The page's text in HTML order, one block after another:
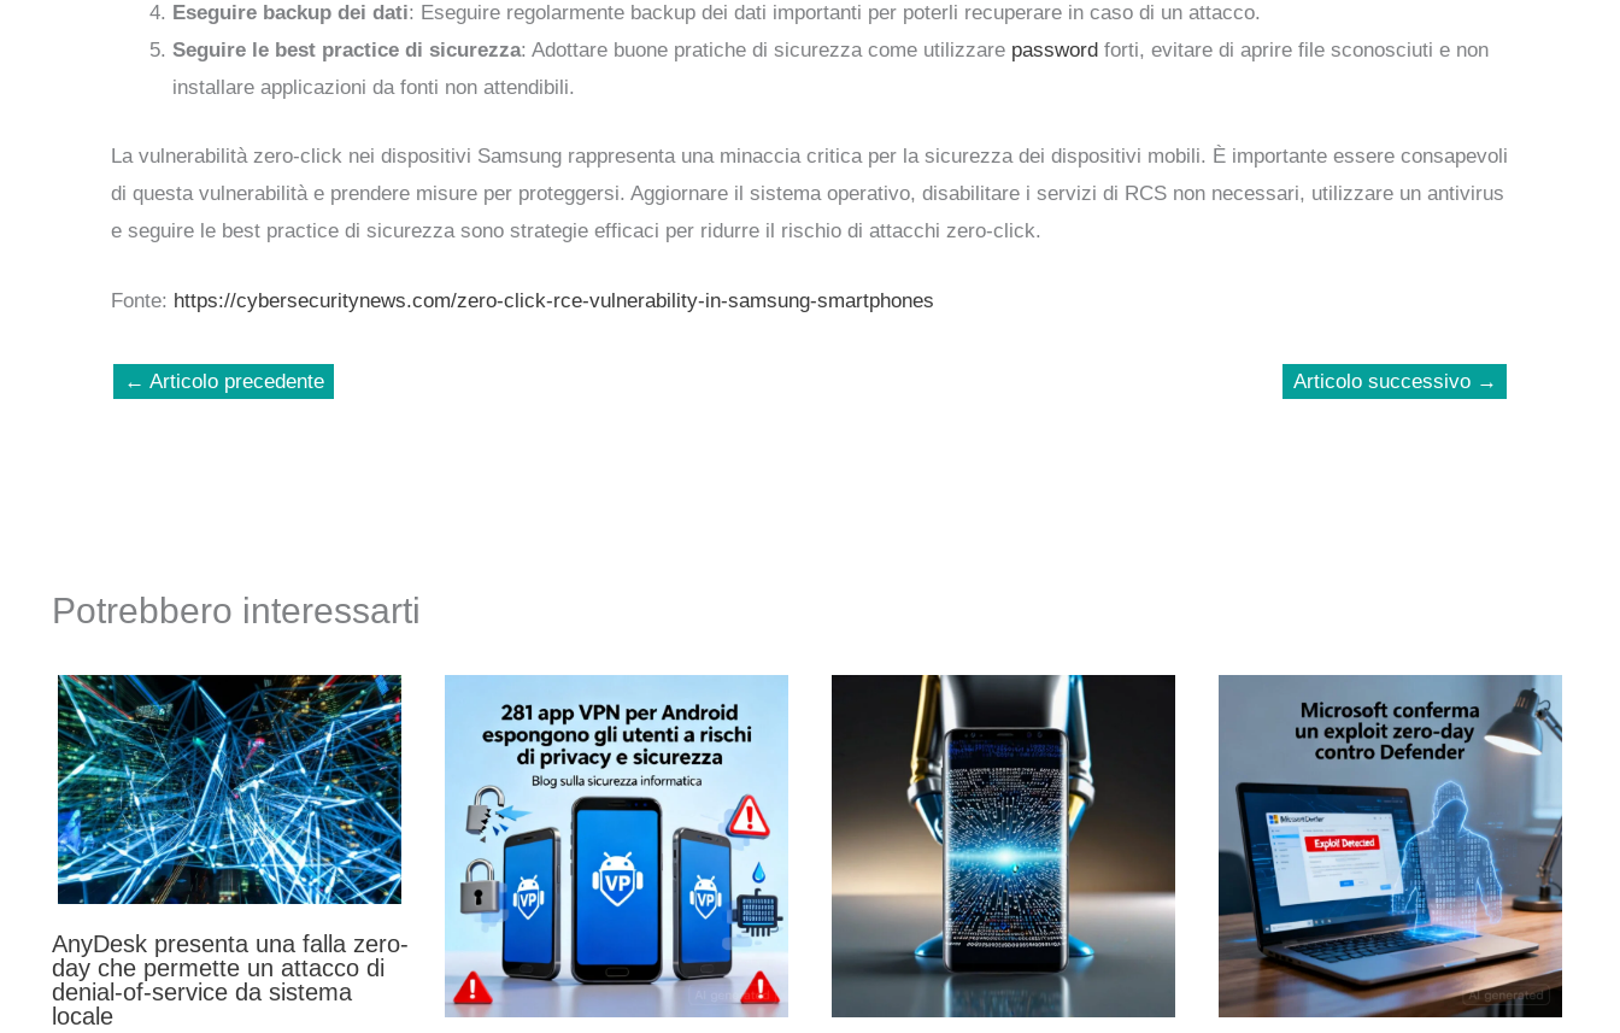
Eseguire backup dei dati: Eseguire regolarmente backup dei dati importanti per poterli recuperare in caso di un attacco.
Seguire le best practice di sicurezza: Adottare buone pratiche di sicurezza come utilizzare password forti, evitare di aprire file sconosciuti e non
installare applicazioni da fonti non attendibili.
La vulnerabilità zero-click nei dispositivi Samsung rappresenta una minaccia critica per la sicurezza dei dispositivi mobili. È importante essere consapevoli
di questa vulnerabilità e prendere misure per proteggersi. Aggiornare il sistema operativo, disabilitare i servizi di RCS non necessari, utilizzare un antivirus
e seguire le best practice di sicurezza sono strategie efficaci per ridurre il rischio di attacchi zero-click.
Fonte: https://cybersecuritynews.com/zero-click-rce-vulnerability-in-samsung-smartphones
← Articolo precedente Articolo successivo →
Potrebbero interessarti
AnyDesk presenta una falla zero-
day che permette un attacco di
denial-of-service da sistema
locale